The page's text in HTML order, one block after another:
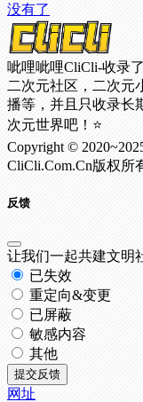
没有了
呲哩呲哩CliCli-收录
二次元社区，二次元
播等，并且只收录长
次元世界吧！⭐
Copyright ©
CliCli.Com.Cn版权所
反馈
让我们一起共建文明
已失效
重定向&变更
已屏蔽
敏感内容
其他
提交反馈
网址